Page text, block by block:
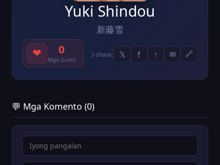
Yuki Shindou
新藤雪
❤ 0
Mga Gusto
I-share: 𝕏 f ↑ ✉ 🔗
💬 Mga Komento (0)